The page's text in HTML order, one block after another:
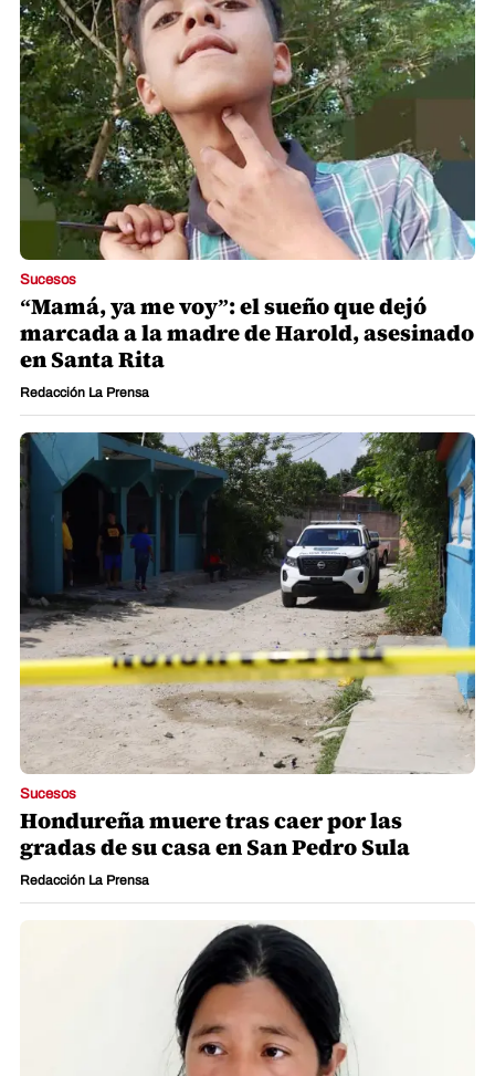
Sucesos
“Mamá, ya me voy”: el sueño que dejó
marcada a la madre de Harold, asesinado
en Santa Rita
Redacción La Prensa
Sucesos
Hondureña muere tras caer por las
gradas de su casa en San Pedro Sula
Redacción La Prensa